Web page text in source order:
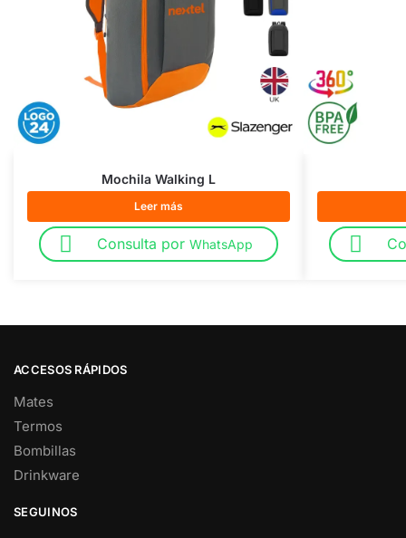
Mochila Walking L
Leer más
Consulta por WhatsApp
ACCESOS RÁPIDOS
Mates
Termos
Bombillas
Drinkware
SEGUINOS